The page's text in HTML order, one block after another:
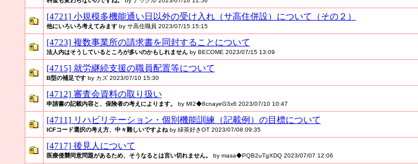
[4721] 小規模多機能通い日以外の受け入れ（サ高住併設）について（その２）
他にいろいろ考えてみますby サ高住職員 2023/07/15 15:15
[4723] 複数事業所の請求書を同封することについて
法人内はそうしているところが多いのかもしれませんby BECOME 2023/07/15 13:09
[4715] 就労継続支援の職員配置等について
B型の補足ですby カズ 2023/07/10 15:30
[4712] 審査会資料の取り扱い
申請書の記載内容と、保険者の考えによります。 by MI2◆8cnayeG3x6 2023/07/10 10:47
[4711] リハビリテーション・個別機能訓練（記載例）の目標について
ICFコード選択の考え方、中々難しいですよねby 緑茶好きOT 2023/07/08 09:35
[4717] 後見人について
医療侵襲同意問題があるため、そうなるとは言い切れません。 by masa◆PQB2uTgXDQ 2023/07/07 12:06